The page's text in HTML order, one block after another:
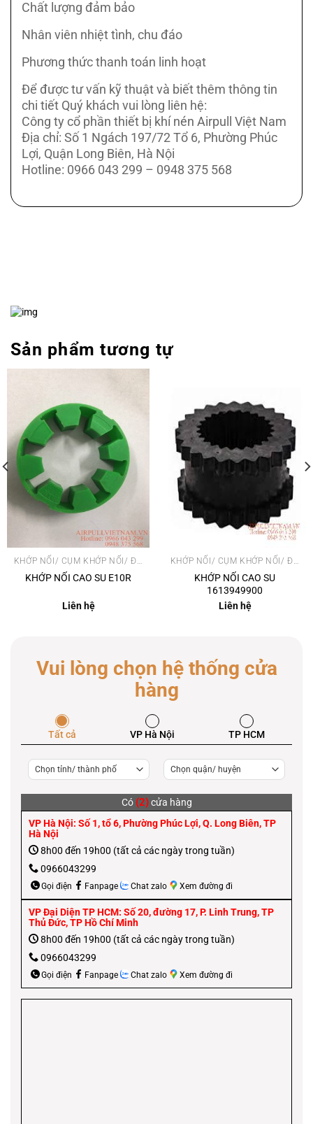
Chất lượng đảm bảo
Nhân viên nhiệt tình, chu đáo
Phương thức thanh toán linh hoạt
Để được tư vấn kỹ thuật và biết thêm thông tin
chi tiết Quý khách vui lòng liên hệ:
Công ty cổ phần thiết bị khí nén Airpull Việt Nam
Địa chỉ: Số 1 Ngách 197/72 Tổ 6, Phường Phúc
Lợi, Quận Long Biên, Hà Nội
Hotline: 0966 043 299 – 0948 375 568
Sản phẩm tương tự
KHỚP NỐI/ CỤM KHỚP NỐI/ ĐẦU NÉN
KHỚP NỐI CAO SU E10R
Liên hệ
KHỚP NỐI/ CỤM KHỚP NỐI/ ĐẦU NÉN
KHỚP NỐI CAO SU
1613949900
Liên hệ
Vui lòng chọn hệ thống cửa
hàng
Tất cả VP Hà Nội TP HCM
Có (2)cửa hàng
VP Hà Nội: Số 1, tổ 6, Phường Phúc Lợi, Q. Long Biên, TP
Hà Nội
8h00 đến 19h00 (tất cả các ngày trong tuần)
0966043299
Gọi điện Fanpage Chat zalo Xem đường đi
VP Đại Diện TP HCM: Số 20, đường 17, P. Linh Trung, TP
Thủ Đức, TP Hồ Chí Minh
8h00 đến 19h00 (tất cả các ngày trong tuần)
0966043299
Gọi điện Fanpage Chat zalo Xem đường đi